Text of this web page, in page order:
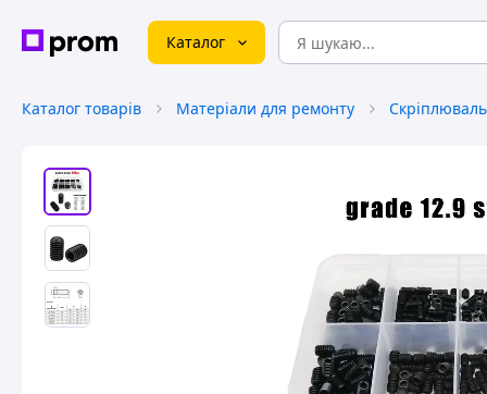
Каталог
Каталог товарів Матеріали для ремонту